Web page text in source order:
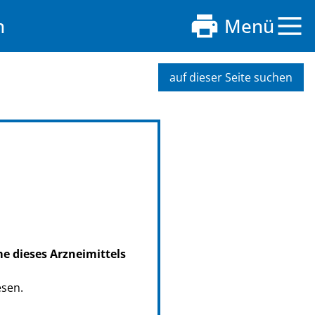
Menü
auf dieser Seite suchen
dieses Arzneimittels